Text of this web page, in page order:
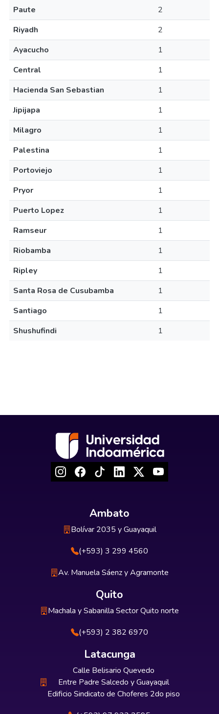
Paute
2
Riyadh
2
Ayacucho
1
Central
1
Hacienda San Sebastian
1
Jipijapa
1
Milagro
1
Palestina
1
Portoviejo
1
Pryor
1
Puerto Lopez
1
Ramseur
1
Riobamba
1
Ripley
1
Santa Rosa de Cusubamba
1
Santiago
1
Shushufindi
1
Ambato
Bolívar 2035 y Guayaquil
(+593) 3 299 4560
Av. Manuela Sáenz y Agramonte
Quito
Machala y Sabanilla Sector Quito norte
(+593) 2 382 6970
Latacunga
Calle Belisario Quevedo
Entre Padre Salcedo y Guayaquil
Edificio Sindicato de Choferes 2do piso